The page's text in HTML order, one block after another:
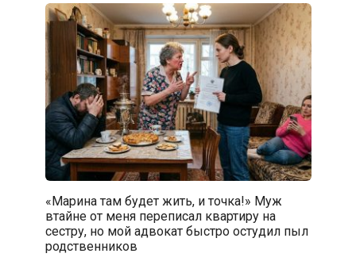
«Марина там будет жить, и точка!» Муж
втайне от меня переписал квартиру на
сестру, но мой адвокат быстро остудил пыл
родственников